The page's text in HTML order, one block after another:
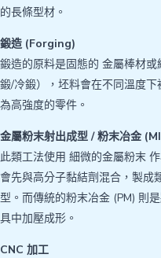
的長條型材。
鍛造 (Forging)
鍛造的原料是固態的 金屬棒材
鍛/冷鍛），坯料會在不同溫度
為高強度的零件。
金屬粉末射出成型 / 粉末冶金
此類工法使用 細微的金屬粉末
會先與高分子黏結劑混合，製成
型。而傳統的粉末冶金 (PM) 則
具中加壓成形。
CNC 加工